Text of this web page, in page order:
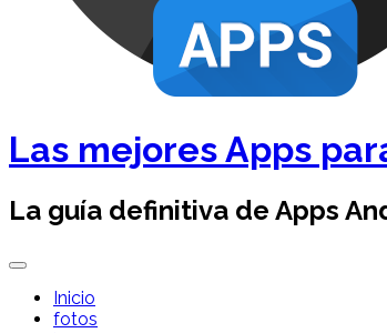
Las mejores Apps
La guía definitiva de Apps
Inicio
fotos